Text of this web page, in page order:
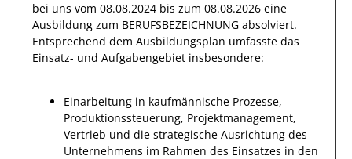
bei uns vom 08.08.2024 bis zum 08.08.2026 eine
Ausbildung zum BERUFSBEZEICHNUNG absolviert.
Entsprechend dem Ausbildungsplan umfasste das
Einsatz- und Aufgabengebiet insbesondere:
Einarbeitung in kaufmännische Prozesse,
Produktionssteuerung, Projektmanagement,
Vertrieb und die strategische Ausrichtung des
Unternehmens im Rahmen des Einsatzes in den